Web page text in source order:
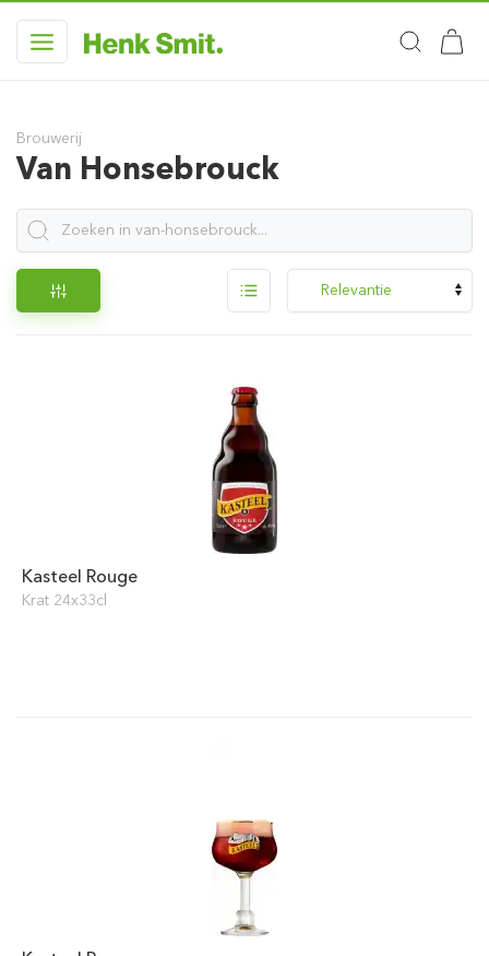
Brouwerij
Van Honsebrouck
Kasteel Rouge
Krat 24x33cl